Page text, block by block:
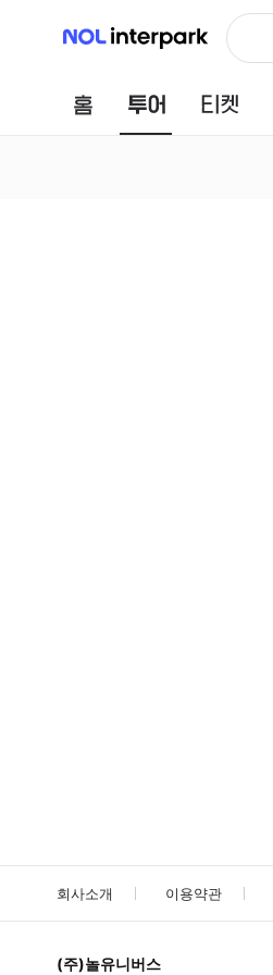
NOL 인터파크
홈 투어
회사소개 이용약관
(주)놀유니버스